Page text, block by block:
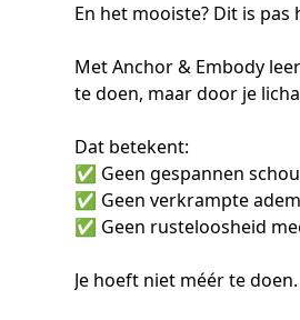
En het mooiste? Dit is pas
Met Anchor & Embody
te doen, maar door je
Dat betekent:
✅ Geen gespannen
✅ Geen verkrampte
✅ Geen rusteloosheid
Je hoeft niet méér te